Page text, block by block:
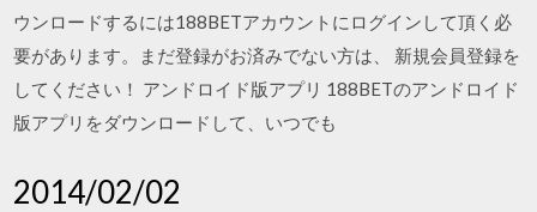
ウンロードするには188BETアカウントにログインして頂く必
要があります。まだ登録がお済みでない方は、 新規会員登録を
してください！ アンドロイド版アプリ 188BETのアンドロイド
版アプリをダウンロードして、いつでも
2014/02/02